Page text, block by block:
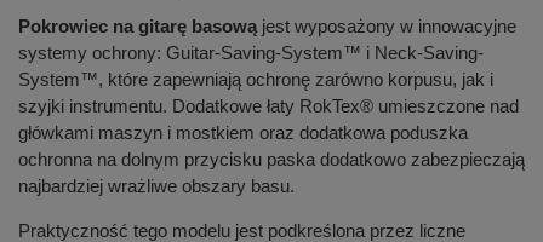
Pokrowiec na gitarę basową jest wyposażony w innowacyjne
systemy ochrony: Guitar-Saving-System™ i Neck-Saving-
System™, które zapewniają ochronę zarówno korpusu, jak i
szyjki instrumentu. Dodatkowe łaty RokTex® umieszczone nad
główkami maszyn i mostkiem oraz dodatkowa poduszka
ochronna na dolnym przycisku paska dodatkowo zabezpieczają
najbardziej wrażliwe obszary basu.
Praktyczność tego modelu jest podkreślona przez liczne